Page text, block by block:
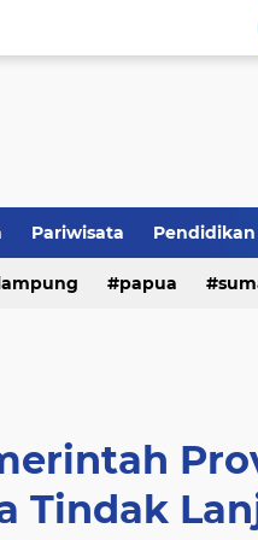
Pariwisata Pendidikan
papua
Tindak